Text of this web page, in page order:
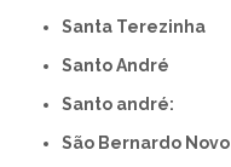
Santa Terezinha
Santo André
Santo andré:
São Bernardo Novo